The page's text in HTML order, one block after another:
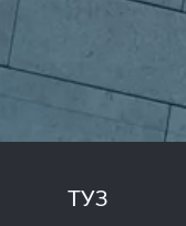
ТУЗ